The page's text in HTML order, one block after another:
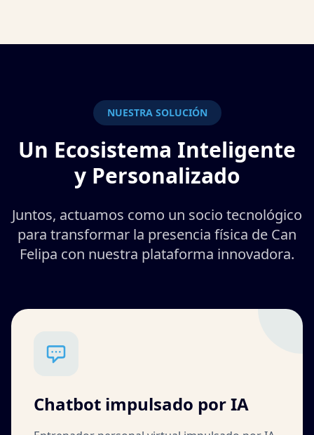
NUESTRA SOLUCIÓN
Un Ecosistema Inteligente
y Personalizado
Juntos, actuamos como un socio tecnológico
para transformar la presencia física de Can
Felipa con nuestra plataforma innovadora.
Chatbot impulsado por IA